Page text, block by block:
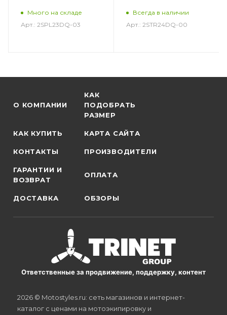
Много на складе
Арт.: 2SPL23DQ-03
Всегда в наличии
Арт.: 2STR24DQ-00
О КОМПАНИИ
КАК
ПОДОБРАТЬ
РАЗМЕР
КАК КУПИТЬ КАРТА САЙТА
КОНТАКТЫ ПРОИЗВОДИТЕЛИ
ГАРАНТИИ И
ВОЗВРАТ
ОПЛАТА
ДОСТАВКА ОБЗОРЫ
Ответственные за продвижение, поддержку, контент
2026 © Motostyles.ru: сеть магазинов и интернет-
каталог с ценами на мотоэкипировку и